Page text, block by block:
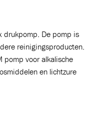
drukpomp. De pomp is
reinigingsproducten.
pomp voor alkalische
en lichtzure